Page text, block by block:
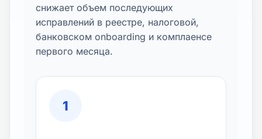
снижает объем последующих
исправлений в реестре, налоговой,
банковском onboarding и комплаенсе
первого месяца.
1